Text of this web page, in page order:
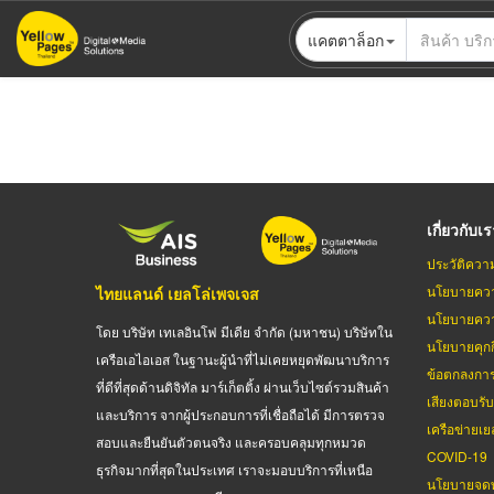
ข้าม
ไป
แคตตาล็อก
ไทยแลนด์ เยลโล่เพจเจส
โดย บริษัท เทเลอินโฟ มีเดีย จำกัด (มหาชน) บริษัทใน
เครือเอไอเอส ในฐานะผู้นำที่ไม่เคยหยุดพัฒนาบริการ
ที่ดีที่สุดด้านดิจิทัล มาร์เก็ตติ้ง ผ่านเว็บไซต์รวมสินค้า
และบริการ จากผู้ประกอบการที่เชื่อถือได้ มีการตรวจ
สอบและยืนยันตัวตนจริง และครอบคลุมทุกหมวด
ธุรกิจมากที่สุดในประเทศ เราจะมอบบริการที่เหนือ
เกี่ยวกับเ
ประวัติควา
นโยบายค
นโยบายคว
นโยบายคุก
ข้อตกลงกา
เสียงตอบ
เครือข่ายเ
COVID-19
นโยบายจด